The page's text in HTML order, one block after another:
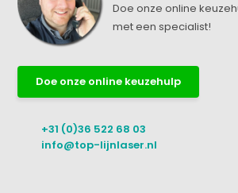
Doe onze online
met een specialist!
Doe onze online keuzehulp
+31 (0)36 522 68 03
info@top-lijnlaser.nl